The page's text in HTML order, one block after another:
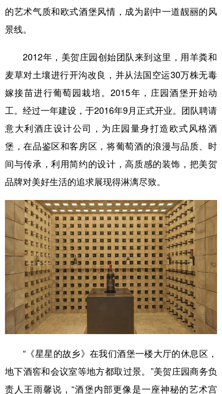
的艺术气质和欧式酒堡风情，成为剧中一道靓丽的风
景线。
2012年，美贺庄园创始团队来到这里，用羊粪和
麦草对土壤进行开沟改良，并从法国空运30万株无毒
嫁接苗进行葡萄园栽培。2015年，庄园酒堡开始动
工。经过一年建设，于2016年9月正式开业。团队聘请
意大利酒庄设计公司，为庄园量身打造欧式风格酒
堡，在品鉴区和客房区，将葡萄酒的浪漫与品质、时
间与传承，利用简约的设计，高质感的装饰，把美贺
品牌对美好生活的追求展现得淋漓尽致。
“《星星的故乡》在我们酒堡一楼大厅的休息区，
地下酒窖和会议室等地方都取过景。”美贺庄园商务负
责人王雨馨说，“酒堡内部更像是一座神秘的艺术宫